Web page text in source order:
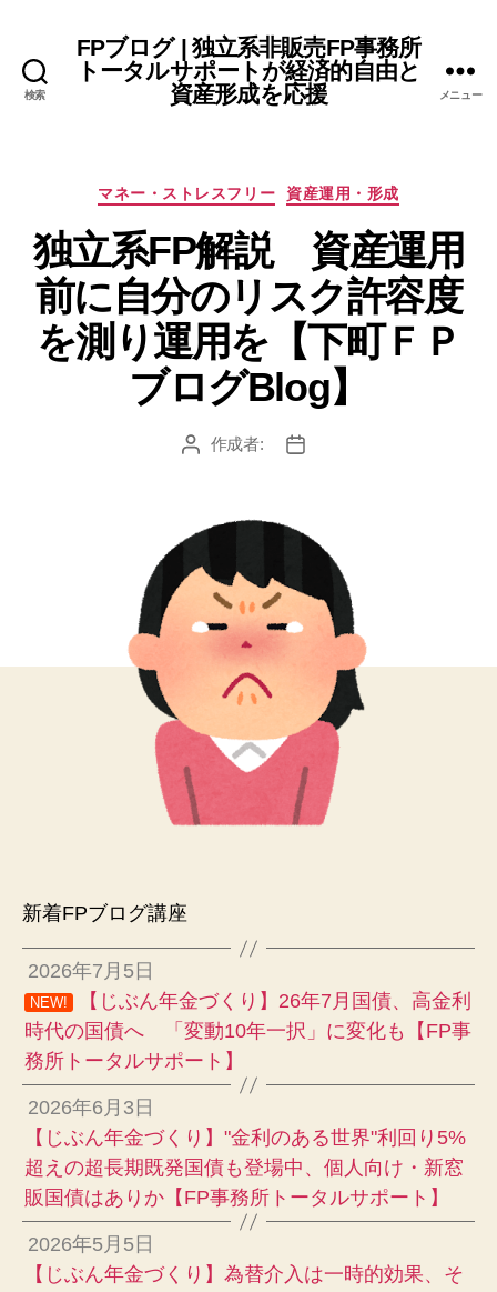
検索
FPブログ | 独立系非販売FP事務所
トータルサポートが経済的自由と
資産形成を応援
メニュー
カ
ゴ
リ
ー
マネー・ストレスフリー 資産運用・形成
独立系FP解説 資産運用
前に自分のリスク許容度
を測り運用を【下町ＦＰ
ブログBlog】
投 作成者:
投
新着FPブログ講座
2026年7月5日
NEW!
【じぶん年金づくり】26年7月国債、高金利
時代の国債へ 「変動10年一択」に変化も【FP事
務所トータルサポート】
2026年6月3日
【じぶん年金づくり】"金利のある世界"利回り5%
超えの超長期既発国債も登場中、個人向け・新窓
販国債はありか【FP事務所トータルサポート】
2026年5月5日
【じぶん年金づくり】為替介入は一時的効果、そ